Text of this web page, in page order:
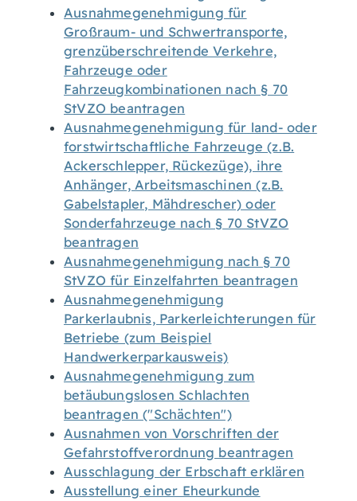
Ausnahmegenehmigung für
Großraum- und Schwertransporte,
grenzüberschreitende Verkehre,
Fahrzeuge oder
Fahrzeugkombinationen nach § 70
StVZO beantragen
Ausnahmegenehmigung für land- oder
forstwirtschaftliche Fahrzeuge (z.B.
Ackerschlepper, Rückezüge), ihre
Anhänger, Arbeitsmaschinen (z.B.
Gabelstapler, Mähdrescher) oder
Sonderfahrzeuge nach § 70 StVZO
beantragen
Ausnahmegenehmigung nach § 70
StVZO für Einzelfahrten beantragen
Ausnahmegenehmigung
Parkerlaubnis, Parkerleichterungen für
Betriebe (zum Beispiel
Handwerkerparkausweis)
Ausnahmegenehmigung zum
betäubungslosen Schlachten
beantragen ("Schächten")
Ausnahmen von Vorschriften der
Gefahrstoffverordnung beantragen
Ausschlagung der Erbschaft erklären
Ausstellung einer Eheurkunde